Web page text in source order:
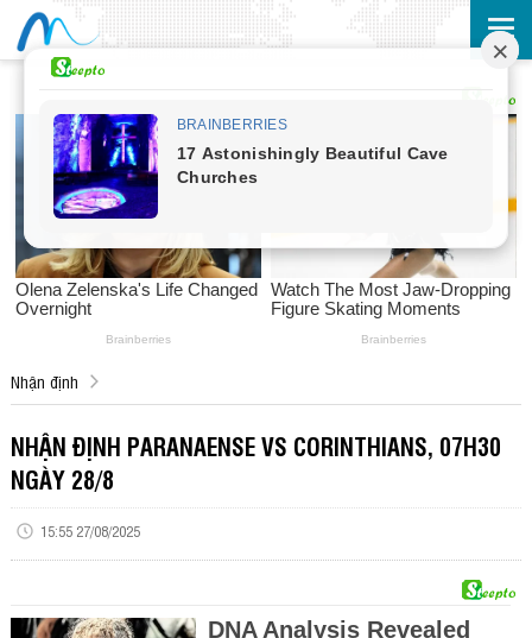
Nhận định
NHẬN ĐỊNH PARANAENSE VS CORINTHIANS, 07H30
NGÀY 28/8
15:55 27/08/2025